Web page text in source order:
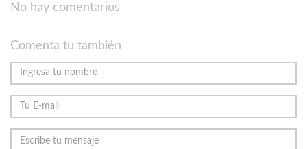
No hay comentarios
Comenta tu también